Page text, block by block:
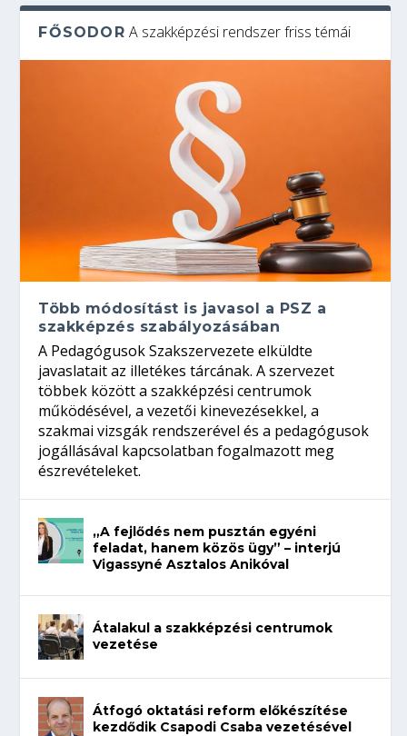
FŐSODOR A szakképzési rendszer friss témái
Több módosítást is javasol a PSZ a
szakképzés szabályozásában
A Pedagógusok Szakszervezete elküldte
javaslatait az illetékes tárcának. A szervezet
többek között a szakképzési centrumok
működésével, a vezetői kinevezésekkel, a
szakmai vizsgák rendszerével és a pedagógusok
jogállásával kapcsolatban fogalmazott meg
észrevételeket.
„A fejlődés nem pusztán egyéni
feladat, hanem közös ügy” – interjú
Vigassyné Asztalos Anikóval
Átalakul a szakképzési centrumok
vezetése
Átfogó oktatási reform előkészítése
kezdődik Csapodi Csaba vezetésével